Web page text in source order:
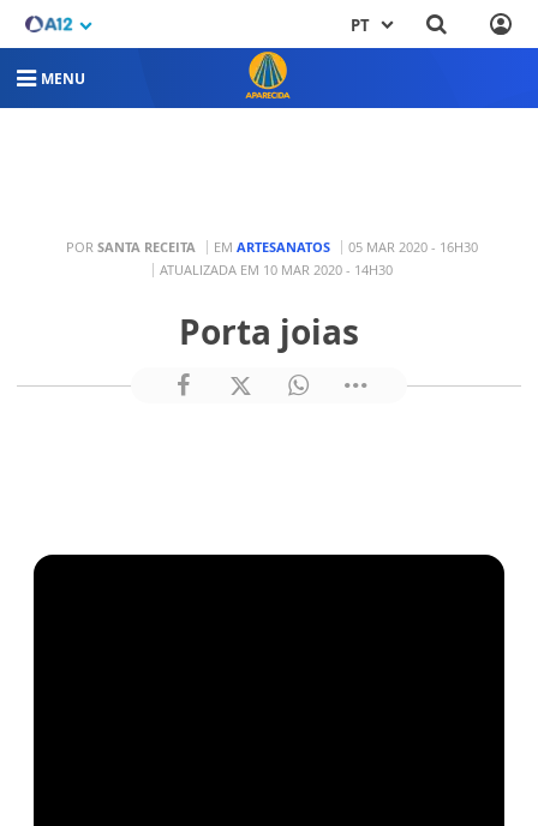
PT
MENU
POR SANTA RECEITA EM ARTESANATOS
05 MAR 2020 - 16H30
ATUALIZADA EM 10 MAR 2020 - 14H30
Porta joias